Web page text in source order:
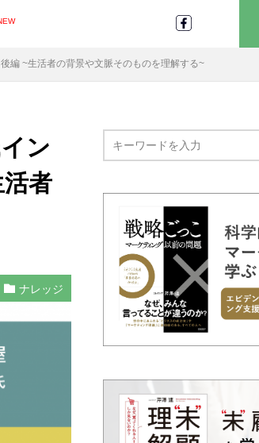
編 ~生活者の背景や文脈そのものを理解する~
ン
者
ナレッジ